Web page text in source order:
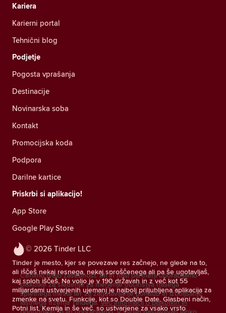
© 2026 Tinder LLC
Tinder je mesto, kjer se povezave res začnejo, ne glede na to,
ali iščeš nekaj resnega, nekaj sproščenega ali pa še ugotavljaš,
kaj sploh iščeš. Na voljo je v 190 državah in z več kot 55
milijardami ustvarjenih ujemanj je najbolj priljubljena aplikacija za
zmenke na svetu. Funkcije, kot so Double Date, Glasbeni način,
Potni list, Kemija in še več, so ustvarjene za vsako vrsto
Kariera
Karierni portal
Tehnični blog
Podjetje
Pogosta vprašanja
Destinacije
Novinarska soba
Kontakt
Promocijska koda
Podpora
Darilne kartice
Priskrbi si aplikacijo!
App Store
Google Play Store
Cenimo tvojo zasebnost. Mi in naši partnerji uporabljamo
piškotke za sledenje za merjenje občinstva našega
spletnega mesta ter za zagotavljanje ponudb in izboljšanje
lastnega trženja Tinderja. Več informacij o piškotkih in